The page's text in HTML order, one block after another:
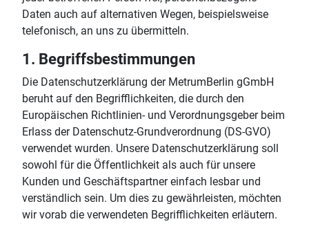
Daten auch auf alternativen Wegen, beispielsweise
telefonisch, an uns zu übermitteln.
1. Begriffsbestimmungen
Die Datenschutzerklärung der MetrumBerlin gGmbH
beruht auf den Begrifflichkeiten, die durch den
Europäischen Richtlinien- und Verordnungsgeber beim
Erlass der Datenschutz-Grundverordnung (DS-GVO)
verwendet wurden. Unsere Datenschutzerklärung soll
sowohl für die Öffentlichkeit als auch für unsere
Kunden und Geschäftspartner einfach lesbar und
verständlich sein. Um dies zu gewährleisten, möchten
wir vorab die verwendeten Begrifflichkeiten erläutern.